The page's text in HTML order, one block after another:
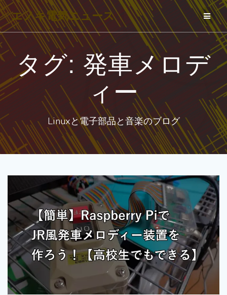
コ
ン
テ
ツ
へ
ス
ッ
プ
エノキ電気ニュース
タグ: 発車メロデ
ィー
Linuxと電子部品と音楽のブログ